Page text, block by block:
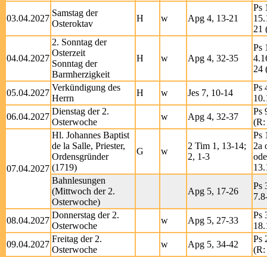
03.04.2027
Samstag der
Osteroktav
H w Apg 4, 13-21
Ps
21
04.04.2027
2. Sonntag der
Osterzeit
Sonntag der
Barmherzigkeit
H w Apg 4, 32-35
Ps
24
05.04.2027
Verkündigung des
Herrn
H w Jes 7, 10-14
Ps
06.04.2027
Dienstag der 2.
Osterwoche
w Apg 4, 32-37
Ps
(R:
07.04.2027
Hl. Johannes Baptist
de la Salle, Priester,
Ordensgründer
(1719)
G w
2 Tim 1, 13-14;
2, 1-3
Ps
2a
Bahnlesungen
(Mittwoch der 2.
Osterwoche)
Apg 5, 17-26
Ps
08.04.2027
Donnerstag der 2.
Osterwoche
w Apg 5, 27-33
Ps
09.04.2027
Freitag der 2.
Osterwoche
w Apg 5, 34-42
Ps
(R: